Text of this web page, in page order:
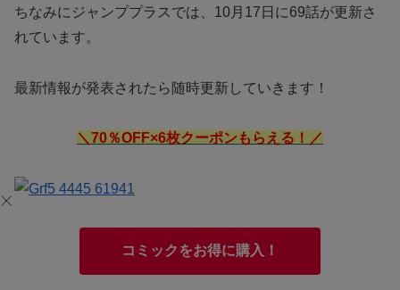
ちなみにジャンププラスでは、10月17日に69話が更新さ
れています。
最新情報が発表されたら随時更新していきます！
＼70％OFF×6枚クーポンもらえる！／
コミックをお得に購入！